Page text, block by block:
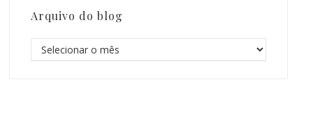
Arquivo do blog